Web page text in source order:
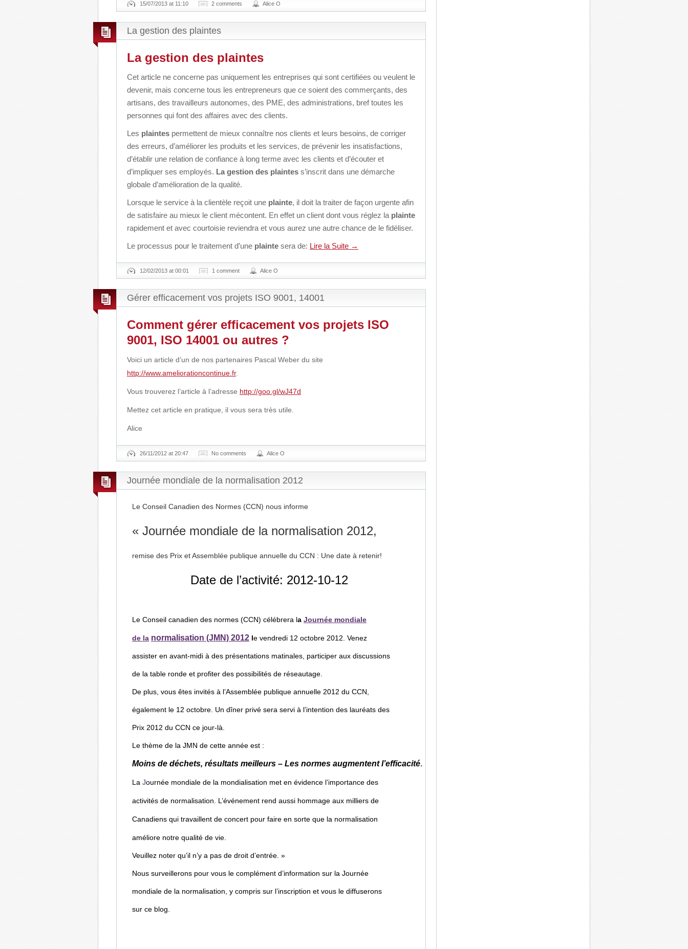
15/07/2013 at 11:10 2 comments Alice O
La gestion des plaintes
La gestion des plaintes
Cet article ne concerne pas uniquement les entreprises qui sont certifiées ou veulent le
devenir, mais concerne tous les entrepreneurs que ce soient des commerçants, des
artisans, des travailleurs autonomes, des PME, des administrations, bref toutes les
personnes qui font des affaires avec des clients.
Les plaintes permettent de mieux connaître nos clients et leurs besoins, de corriger
des erreurs, d’améliorer les produits et les services, de prévenir les insatisfactions,
d’établir une relation de confiance à long terme avec les clients et d’écouter et
d’impliquer ses employés. La gestion des plaintes s’inscrit dans une démarche
globale d’amélioration de la qualité.
Lorsque le service à la clientèle reçoit une plainte, il doit la traiter de façon urgente afin
de satisfaire au mieux le client mécontent. En effet un client dont vous réglez la plainte
rapidement et avec courtoisie reviendra et vous aurez une autre chance de le fidéliser.
Le processus pour le traitement d’une plainte sera de: Lire la Suite →
12/02/2013 at 00:01 1 comment Alice O
Gérer efficacement vos projets ISO 9001, 14001
Comment gérer efficacement vos projets ISO
9001, ISO 14001 ou autres ?
Voici un article d’un de nos partenaires Pascal Weber du site
http://www.ameliorationcontinue.fr.
Vous trouverez l’article à l’adresse http://goo.gl/wJ47d
Mettez cet article en pratique, il vous sera très utile.
Alice
26/11/2012 at 20:47 No comments Alice O
Journée mondiale de la normalisation 2012
Le Conseil Canadien des Normes (CCN) nous informe
« Journée mondiale de la normalisation 2012,
remise des Prix et Assemblée publique annuelle du CCN : Une date à retenir!
Date de l’activité: 2012-10-12
Le Conseil canadien des normes (CCN) célébrera la Journée mondiale
de la normalisation (JMN) 2012 le vendredi 12 octobre 2012. Venez
assister en avant-midi à des présentations matinales, participer aux discussions
de la table ronde et profiter des possibilités de réseautage.
De plus, vous êtes invités à l’Assemblée publique annuelle 2012 du CCN,
également le 12 octobre. Un dîner privé sera servi à l’intention des lauréats des
Prix 2012 du CCN ce jour-là.
Le thème de la JMN de cette année est :
Moins de déchets, résultats meilleurs – Les normes augmentent l’efficacité.
La Journée mondiale de la mondialisation met en évidence l’importance des
activités de normalisation. L’événement rend aussi hommage aux milliers de
Canadiens qui travaillent de concert pour faire en sorte que la normalisation
améliore notre qualité de vie.
Veuillez noter qu’il n’y a pas de droit d’entrée. »
Nous surveillerons pour vous le complément d’information sur la Journée
mondiale de la normalisation, y compris sur l’inscription et vous le diffuserons
sur ce blog.